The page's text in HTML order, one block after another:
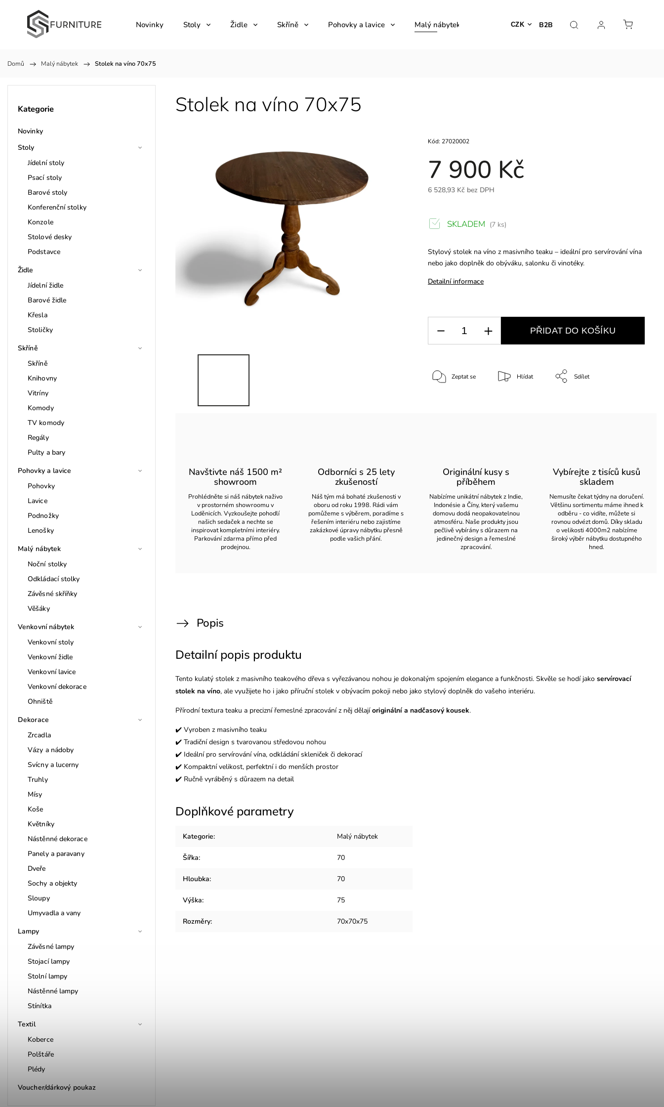
B2B
CZK
Novinky Stoly Židle Skříně Pohovky a lavice Malý nábytek Venkovní nábytek Dekorace
Domů / Malý nábytek / Stolek na víno 70x75
Kategorie
Novinky
Stoly
Jídelní stoly
Psací stoly
Barové stoly
Konferenční stolky
Konzole
Stolové desky
Podstavce
Židle
Jídelní židle
Barové židle
Křesla
Stoličky
Skříně
Skříně
Knihovny
Vitríny
Komody
TV komody
Regály
Pulty a bary
Pohovky a lavice
Pohovky
Lavice
Podnožky
Lenošky
Malý nábytek
Noční stolky
Odkládací stolky
Závěsné skříňky
Věšáky
Venkovní nábytek
Venkovní stoly
Venkovní židle
Venkovní lavice
Venkovní dekorace
Ohniště
Dekorace
Zrcadla
Vázy a nádoby
Svícny a lucerny
Truhly
Mísy
Koše
Květníky
Nástěnné dekorace
Panely a paravany
Dveře
Sochy a objekty
Sloupy
Umyvadla a vany
Lampy
Závěsné lampy
Stojací lampy
Stolní lampy
Nástěnné lampy
Stínítka
Textil
Koberce
Polštáře
Plédy
Voucher/dárkový poukaz
Stolek na víno 70x75
7 900 Kč
6 528,93 Kč bez DPH
Kód: 27020002
Stylový stolek na víno z masivního teaku – ideální pro servírování vína
nebo jako doplněk do obýváku, salonku či vinotéky.
Detailní informace
SKLADEM (7 ks)
PŘIDAT DO KOŠÍKU
Zeptat se Hlídat Sdílet
Navštivte náš 1500 m²
showroom
Prohlédněte si náš nábytek naživo
v prostorném showroomu v
Loděnicích. Vyzkoušejte pohodlí
našich sedaček a nechte se
inspirovat kompletními interiéry.
Parkování zdarma přímo před
prodejnou.
Odborníci s 25 lety
zkušeností
Náš tým má bohaté zkušenosti v
oboru od roku 1998. Rádi vám
pomůžeme s výběrem, poradíme s
řešením interiéru nebo zajistíme
zakázkové úpravy nábytku přesně
podle vašich přání.
Originální kusy s
příběhem
Nabízíme unikátní nábytek z Indie,
Indonésie a Číny, který vašemu
domovu dodá neopakovatelnou
atmosféru. Naše produkty jsou
pečlivě vybírány s důrazem na
jedinečný design a řemeslné
zpracování.
Vybírejte z tisíců kusů
skladem
Nemusíte čekat týdny na doručení.
Většinu sortimentu máme ihned k
odběru - co vidíte, můžete si
rovnou odvézt domů. Díky skladu
o velikosti 4000m2 nabízíme
široký výběr nábytku dostupného
hned.
Popis
Detailní popis produktu
Tento kulatý stolek z masivního teakového dřeva s vyřezávanou nohou je dokonalým spojením elegance a funkčnosti. Skvěle se hodí jako servírovací
stolek na víno, ale využijete ho i jako příruční stolek v obývacím pokoji nebo jako stylový doplněk do vašeho interiéru.
Přírodní textura teaku a precizní řemeslné zpracování z něj dělají originální a nadčasový kousek.
✔️ Vyroben z masivního teaku
✔️ Tradiční design s tvarovanou středovou nohou
✔️ Ideální pro servírování vína, odkládání skleniček či dekorací
✔️ Kompaktní velikost, perfektní i do menších prostor
✔️ Ručně vyráběný s důrazem na detail
Doplňkové parametry
Kategorie: Malý nábytek
Šířka: 70
Hloubka: 70
Výška: 75
Rozměry: 70x70x75